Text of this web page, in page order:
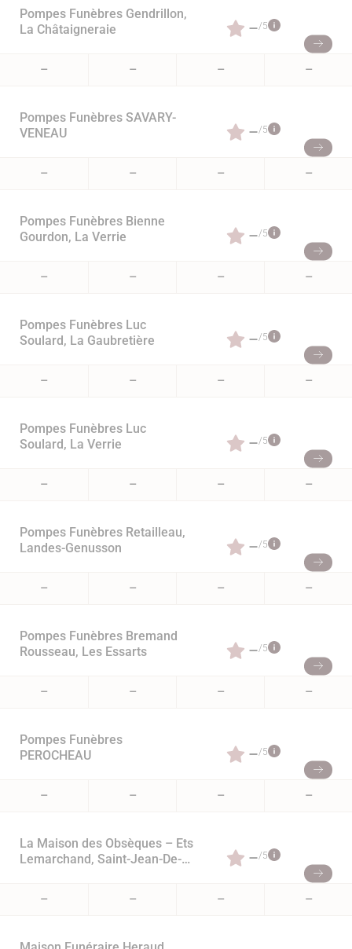
Pompes Funèbres Gendrillon,
La Châtaigneraie
–/5
– – – –
Pompes Funèbres SAVARY-
VENEAU
–/5
– – – –
Pompes Funèbres Bienne
Gourdon, La Verrie
–/5
– – – –
Pompes Funèbres Luc
Soulard, La Gaubretière
–/5
– – – –
Pompes Funèbres Luc
Soulard, La Verrie
–/5
– – – –
Pompes Funèbres Retailleau,
Landes-Genusson
–/5
– – – –
Pompes Funèbres Bremand
Rousseau, Les Essarts
–/5
– – – –
Pompes Funèbres
PEROCHEAU
–/5
– – – –
La Maison des Obsèques – Ets
Lemarchand, Saint-Jean-De-
–/5
– – – –